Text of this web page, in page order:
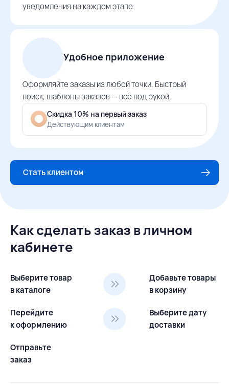
уведомления на каждом этапе.
Удобное приложение
Оформляйте заказы из любой точки. Быстрый
поиск, шаблоны заказов — всё под рукой.
Скидка 10% на первый заказ
Действующим клиентам
Стать клиентом
Как сделать заказ в личном
кабинете
Выберите товар
в каталоге
Добавьте товары
в корзину
Перейдите
к оформлению
Выберите дату
доставки
Отправьте
заказ